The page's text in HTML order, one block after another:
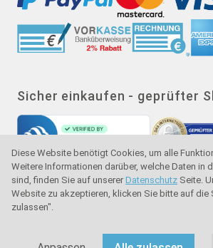
Diese Website benötigt Cookies, um alle
Weitere Informationen darüber, welche Daten in
sind, finden Sie auf unserer Datenschutz Seite.
Website zu akzeptieren, klicken Sie bitte auf die
zulassen".
Sicher einkaufen - geprüfter
Gütesiegel - Käuferschutz -